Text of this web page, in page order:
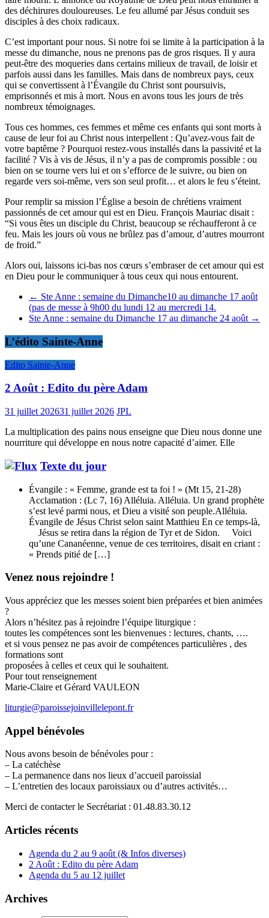
des déchirures douloureuses. Le feu allumé par Jésus conduit ses
disciples à des choix radicaux.
C’est important pour nous. Si notre foi se limite à la participation à la
messe du dimanche, nous ne prenons pas de gros risques. Il y aura
peut-être des moqueries dans certains milieux de travail, de loisir et
parfois aussi dans les familles. Mais dans de nombreux pays, ceux
qui se convertissent à l’Évangile du Christ sont poursuivis,
emprisonnés et mis à mort. Nous en avons tous les jours de très
nombreux témoignages.
Tous ces hommes, ces femmes et même ces enfants qui sont morts à
cause de leur foi au Christ nous interpellent : Qu’avez-vous fait de
votre baptême ? Pourquoi restez-vous installés dans la passivité et la
facilité ? Vis à vis de Jésus, il n’y a pas de compromis possible : ou
bien on se tourne vers lui et on s’efforce de le suivre, ou bien on
regarde vers soi-même, vers son seul profit… et alors le feu s’éteint.
Pour remplir sa mission l’Église a besoin de chrétiens vraiment
passionnés de cet amour qui est en Dieu. François Mauriac disait :
“Si vous êtes un disciple du Christ, beaucoup se réchaufferont à ce
feu. Mais les jours où vous ne brûlez pas d’amour, d’autres mourront
de froid.”
Alors oui, laissons ici-bas nos cœurs s’embraser de cet amour qui est
en Dieu pour le communiquer à tous ceux qui nous entourent.
← Ste Anne : semaine du Dimanche10 au dimanche 17 août
(pas de messe à 9h00 du lundi 12 au mercredi 14.
Ste Anne : semaine du Dimanche 17 au dimanche 24 août →
L’édito Sainte-Anne
Edito Sainte-Anne
2 Août : Edito du père Adam
31 juillet 202631 juillet 2026 JPL
La multiplication des pains nous enseigne que Dieu nous donne une
nourriture qui développe en nous notre capacité d’aimer. Elle
Texte du jour
Évangile : « Femme, grande est ta foi ! » (Mt 15, 21-28)
Acclamation : (Lc 7, 16) Alléluia. Alléluia. Un grand prophète
s’est levé parmi nous, et Dieu a visité son peuple.Alléluia.
Évangile de Jésus Christ selon saint Matthieu En ce temps-là,
Jésus se retira dans la région de Tyr et de Sidon. Voici
qu’une Cananéenne, venue de ces territoires, disait en criant :
« Prends pitié de […]
Venez nous rejoindre !
Vous appréciez que les messes soient bien préparées et bien animées
?
Alors n’hésitez pas à rejoindre l’équipe liturgique :
toutes les compétences sont les bienvenues : lectures, chants, ….
et si vous pensez ne pas avoir de compétences particulières , des
formations sont
proposées à celles et ceux qui le souhaitent.
Pour tout renseignement
Marie-Claire et Gérard VAULEON
liturgie@paroissejoinvillelepont.fr
Appel bénévoles
Nous avons besoin de bénévoles pour :
– La catéchèse
– La permanence dans nos lieux d’accueil paroissial
– L’entretien des locaux paroissiaux ou d’autres activités…
Merci de contacter le Secrétariat : 01.48.83.30.12
Articles récents
Agenda du 2 au 9 août (& Infos diverses)
2 Août : Edito du père Adam
Agenda du 5 au 12 juillet
Archives